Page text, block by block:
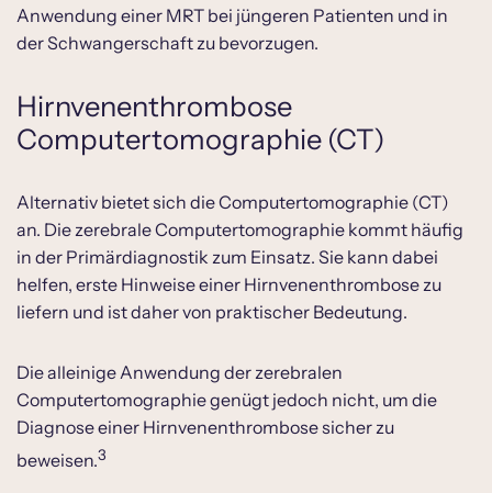
Anwendung einer MRT bei jüngeren Patienten und in
der Schwangerschaft zu bevorzugen.
Hirnvenenthrombose
Computertomographie (CT)
Alternativ bietet sich die Computertomographie (CT)
an. Die zerebrale Computertomographie kommt häufig
in der Primärdiagnostik zum Einsatz. Sie kann dabei
helfen, erste Hinweise einer Hirnvenenthrombose zu
liefern und ist daher von praktischer Bedeutung.
Die alleinige Anwendung der zerebralen
Computertomographie genügt jedoch nicht, um die
Diagnose einer Hirnvenenthrombose sicher zu
beweisen.3